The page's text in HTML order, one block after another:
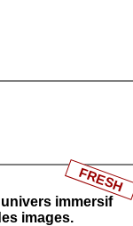
immersif
images.
FRESH